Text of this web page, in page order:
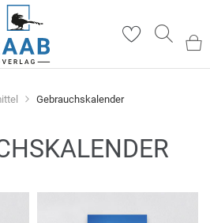
Gebrauchskalender